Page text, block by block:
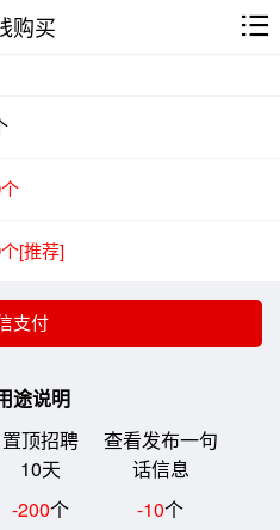
购买
[推荐]
途说明
置顶招聘
10天
查看发布一句
话信息
-200个 -10个